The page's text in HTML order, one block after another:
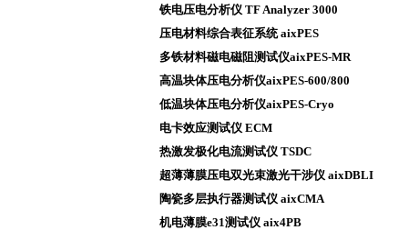
铁电压电分析仪 TF Analyzer 3000
压电材料综合表征系统 aixPES
多铁材料磁电磁阻测试仪aixPES-MR
高温块体压电分析仪aixPES-600/800
低温块体压电分析仪aixPES-Cryo
电卡效应测试仪 ECM
热激发极化电流测试仪 TSDC
超薄薄膜压电双光束激光干涉仪 aixDBLI
陶瓷多层执行器测试仪 aixCMA
机电薄膜e31测试仪 aix4PB